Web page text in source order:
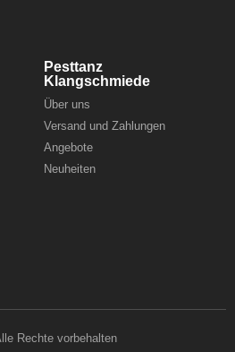
Pesttanz
Klangschmiede
Über uns
Versand und Zahlungen
Angebote
Neuheiten
Rechte vorbehalten